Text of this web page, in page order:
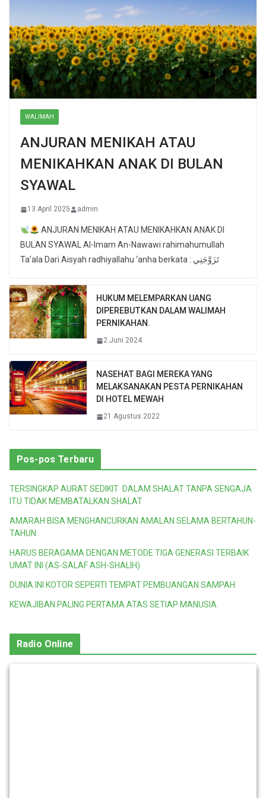
WALIMAH
ANJURAN MENIKAH ATAU
MENIKAHKAN ANAK DI BULAN
SYAWAL
13 April 2025 admin
ANJURAN MENIKAH ATAU MENIKAHKAN ANAK DI
BULAN SYAWAL Al-Imam An-Nawawi rahimahumullah
Ta’ala Dari Aisyah radhiyallahu ‘anha berkata : تَزَوَّجَنِي
HUKUM MELEMPARKAN UANG
DIPEREBUTKAN DALAM WALIMAH
PERNIKAHAN.
2 Juni 2024
NASEHAT BAGI MEREKA YANG
MELAKSANAKAN PESTA PERNIKAHAN
DI HOTEL MEWAH
21 Agustus 2022
Pos-pos Terbaru
TERSINGKAP AURAT SEDIKIT DALAM SHALAT TANPA SENGAJA
ITU TIDAK MEMBATALKAN SHALAT
AMARAH BISA MENGHANCURKAN AMALAN SELAMA BERTAHUN-
TAHUN
HARUS BERAGAMA DENGAN METODE TIGA GENERASI TERBAIK
UMAT INI (AS-SALAF ASH-SHALIH)
DUNIA INI KOTOR SEPERTI TEMPAT PEMBUANGAN SAMPAH
KEWAJIBAN PALING PERTAMA ATAS SETIAP MANUSIA
Radio Online